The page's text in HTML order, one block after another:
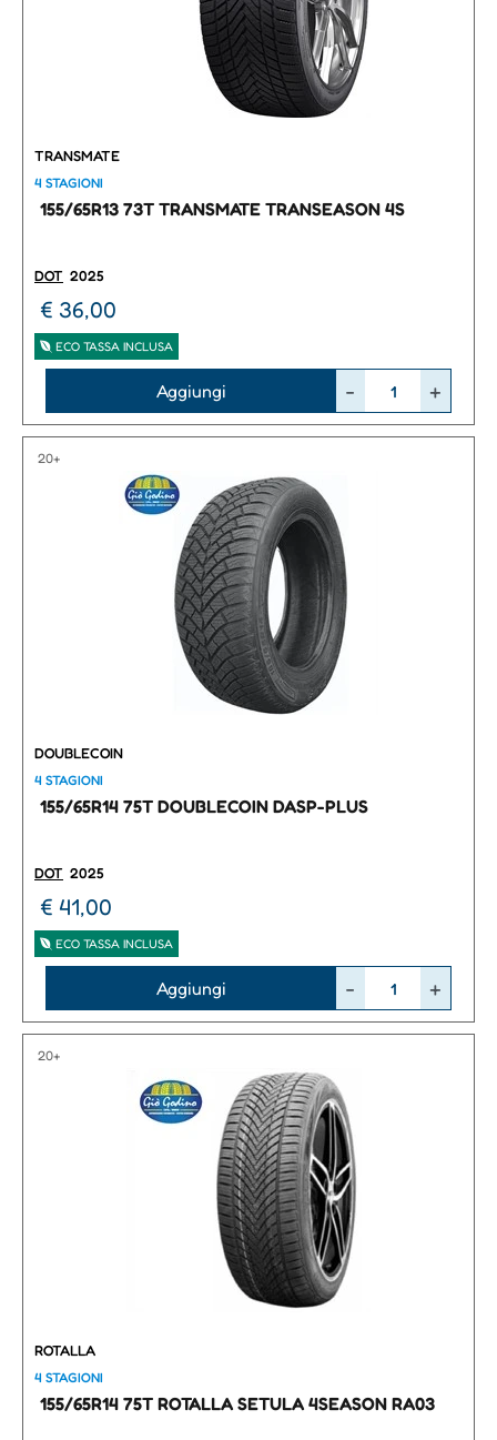
TRANSMATE
4 STAGIONI
155/65R13 73T TRANSMATE TRANSEASON 4S
DOT 2025
€ 36,00
ECO TASSA INCLUSA
Aggiungi
20+
DOUBLECOIN
4 STAGIONI
155/65R14 75T DOUBLECOIN DASP-PLUS
DOT 2025
€ 41,00
ECO TASSA INCLUSA
Aggiungi
20+
ROTALLA
4 STAGIONI
155/65R14 75T ROTALLA SETULA 4SEASON RA03